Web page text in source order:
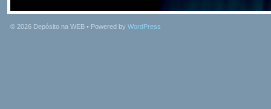
© 2026 Depósito na WEB • Powered by WordPress